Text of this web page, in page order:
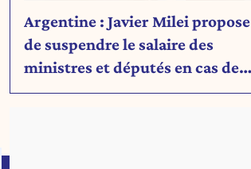
Argentine : Javier Milei propose
de suspendre le salaire des
ministres et députés en cas de
déficit budgétaire